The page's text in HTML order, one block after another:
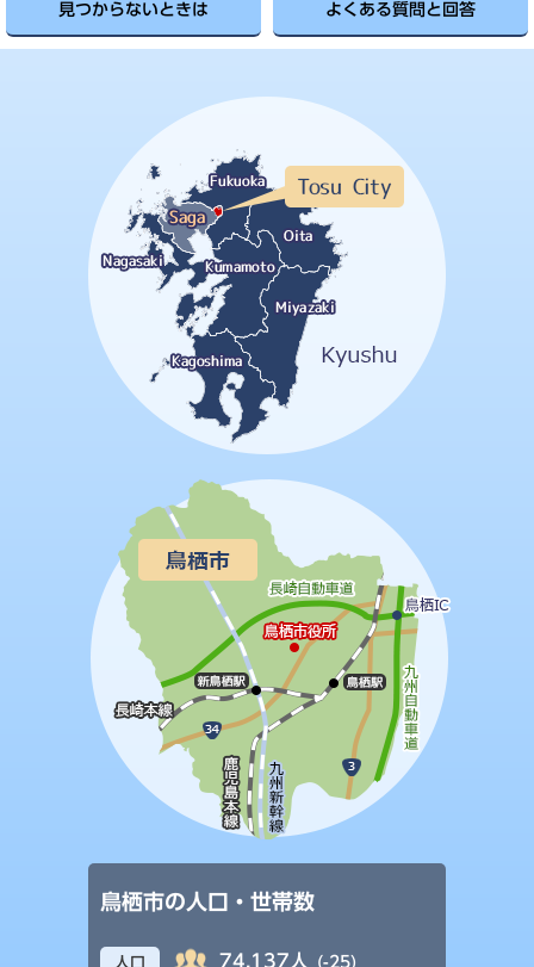
見つからないときは よくある質問と回答
鳥栖市の人口・世帯数
人口 74,137人 (-25)